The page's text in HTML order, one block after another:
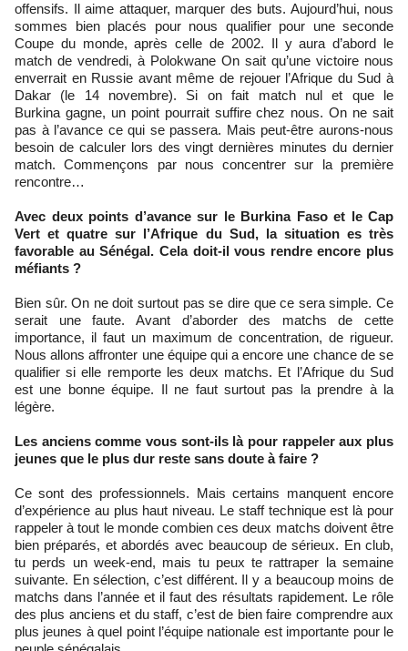
offensifs. Il aime attaquer, marquer des buts. Aujourd’hui, nous
sommes bien placés pour nous qualifier pour une seconde
Coupe du monde, après celle de 2002. Il y aura d’abord le
match de vendredi, à Polokwane On sait qu’une victoire nous
enverrait en Russie avant même de rejouer l’Afrique du Sud à
Dakar (le 14 novembre). Si on fait match nul et que le
Burkina gagne, un point pourrait suffire chez nous. On ne sait
pas à l’avance ce qui se passera. Mais peut-être aurons-nous
besoin de calculer lors des vingt dernières minutes du dernier
match. Commençons par nous concentrer sur la première
rencontre…
Avec deux points d’avance sur le Burkina Faso et le Cap
Vert et quatre sur l’Afrique du Sud, la situation es très
favorable au Sénégal. Cela doit-il vous rendre encore plus
méfiants ?
Bien sûr. On ne doit surtout pas se dire que ce sera simple. Ce
serait une faute. Avant d’aborder des matchs de cette
importance, il faut un maximum de concentration, de rigueur.
Nous allons affronter une équipe qui a encore une chance de se
qualifier si elle remporte les deux matchs. Et l’Afrique du Sud
est une bonne équipe. Il ne faut surtout pas la prendre à la
légère.
Les anciens comme vous sont-ils là pour rappeler aux plus
jeunes que le plus dur reste sans doute à faire ?
Ce sont des professionnels. Mais certains manquent encore
d’expérience au plus haut niveau. Le staff technique est là pour
rappeler à tout le monde combien ces deux matchs doivent être
bien préparés, et abordés avec beaucoup de sérieux. En club,
tu perds un week-end, mais tu peux te rattraper la semaine
suivante. En sélection, c’est différent. Il y a beaucoup moins de
matchs dans l’année et il faut des résultats rapidement. Le rôle
des plus anciens et du staff, c’est de bien faire comprendre aux
plus jeunes à quel point l’équipe nationale est importante pour le